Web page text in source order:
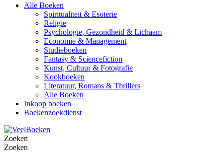
Alle Boeken
Spiritualiteit & Esoterie
Religie
Psychologie, Gezondheid & Lichaam
Economie & Management
Studieboeken
Fantasy & Sciencefiction
Kunst, Cultuur & Fotografie
Kookboeken
Literatuur, Romans & Thrillers
Alle Boeken
Inkoop boeken
Boekenzoekdienst
Zoeken
Zoeken